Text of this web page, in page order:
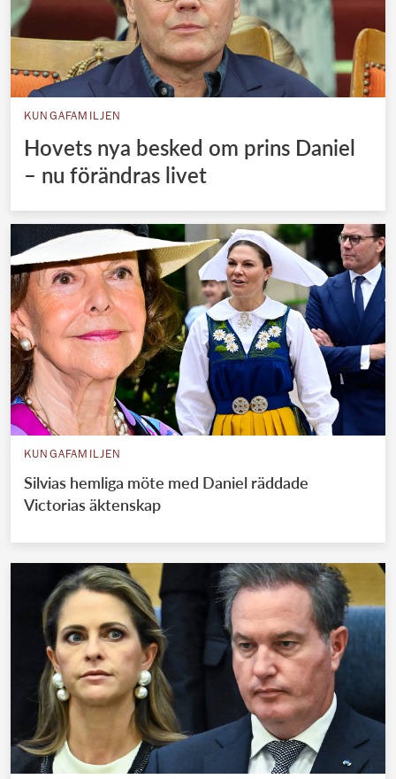
KUNGAFAMILJEN
Hovets nya besked om prins Daniel
– nu förändras livet
KUNGAFAMILJEN
Silvias hemliga möte med Daniel räddade
Victorias äktenskap